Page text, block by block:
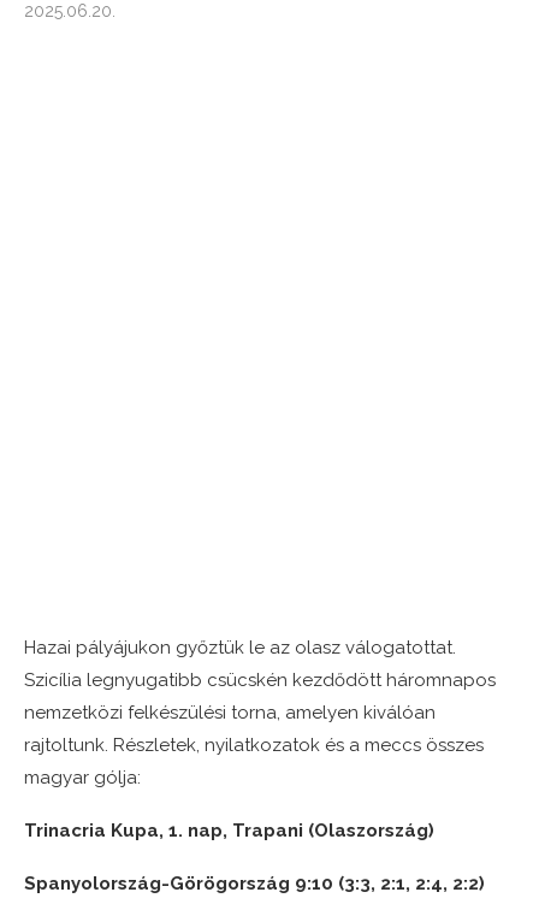
2025.06.20.
Hazai pályájukon győztük le az olasz válogatottat.
Szicília legnyugatibb csücskén kezdődött háromnapos
nemzetközi felkészülési torna, amelyen kiválóan
rajtoltunk. Részletek, nyilatkozatok és a meccs összes
magyar gólja:
Trinacria Kupa, 1. nap, Trapani (Olaszország)
Spanyolország-Görögország 9:10 (3:3, 2:1, 2:4, 2:2)